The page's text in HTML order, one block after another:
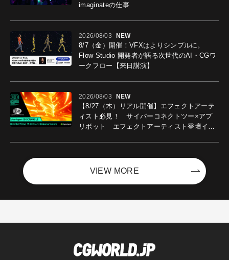
imaginateの仕事
2026/08/03 NEW
8/7（金）開催！VFXはよりシンプルに。
Flow Studio 開発者が語る次世代のAI・CGワ
ークフロー【来日講演】
2026/08/03 NEW
【8/27（木）リアル開催】エフェクトアーテ
ィスト必見！ サイバーコネクトツー×アプ
リボット エフェクトアーティスト登壇イベ
VIEW MORE